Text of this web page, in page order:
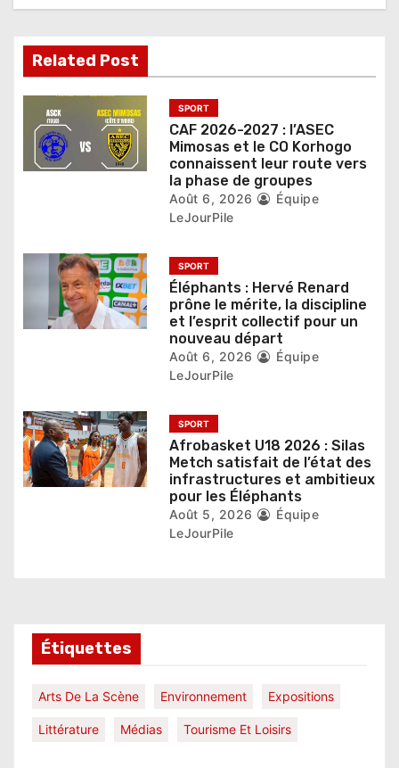
d
e
t
c
Related Post
SPORT
CAF 2026-2027 : l’ASEC
Mimosas et le CO Korhogo
connaissent leur route vers
la phase de groupes
Août 6, 2026
Équipe
LeJourPile
SPORT
Éléphants : Hervé Renard
prône le mérite, la discipline
et l’esprit collectif pour un
nouveau départ
Août 6, 2026
Équipe
LeJourPile
SPORT
Afrobasket U18 2026 : Silas
Metch satisfait de l’état des
infrastructures et ambitieux
pour les Éléphants
Août 5, 2026
Équipe
LeJourPile
Étiquettes
Arts De La Scène Environnement Expositions
Littérature Médias Tourisme Et Loisirs